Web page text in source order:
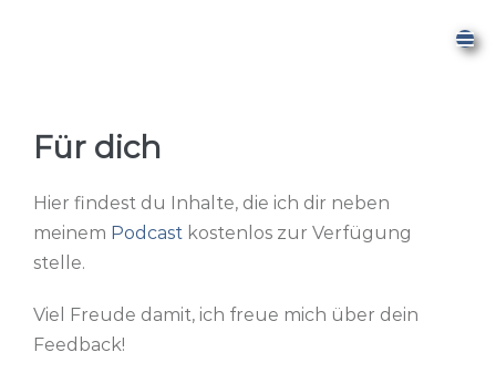
Für dich
Hier findest du Inhalte, die ich dir neben
meinem Podcast kostenlos zur Verfügung
stelle.
Viel Freude damit, ich freue mich über dein
Feedback!